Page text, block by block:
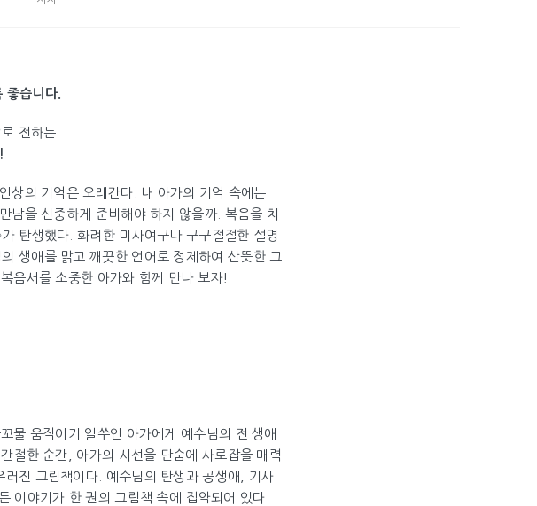
좋습니다.
로 전하는
상의 기억은 오래간다. 내 아가의 기억 속에는
남을 신중하게 준비해야 하지 않을까. 복음을 처
탄생했다. 화려한 미사여구나 구구절절한 설명
생애를 맑고 깨끗한 언어로 정제하여 산뜻한 그
음서를 소중한 아가와 함께 만나 보자!
물 움직이기 일쑤인 아가에게 예수님의 전 생애
절한 순간, 아가의 시선을 단숨에 사로잡을 매력
진 그림책이다. 예수님의 탄생과 공생애, 기사
이야기가 한 권의 그림책 속에 집약되어 있다.